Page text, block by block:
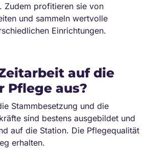
Zudem profitieren sie von
und sammeln wertvolle
Einrichtungen.
auf die
Pflege aus?
Stammbesetzung und die
sind bestens ausgebildet und
auf die Station. Die Pflegequalität
erhalten.